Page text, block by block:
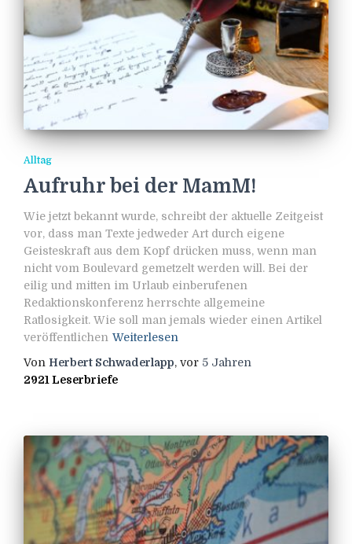
Alltag
Aufruhr bei der MamM!
Wie jetzt bekannt wurde, schreibt der aktuelle Zeitgeist
vor, dass man Texte jedweder Art durch eigene
Geisteskraft aus dem Kopf drücken muss, wenn man
nicht vom Boulevard gemetzelt werden will. Bei der
eilig und mitten im Urlaub einberufenen
Redaktionskonferenz herrschte allgemeine
Ratlosigkeit. Wie soll man jemals wieder einen Artikel
veröffentlichen Weiterlesen
Von Herbert Schwaderlapp, vor 5 Jahren
2921 Leserbriefe